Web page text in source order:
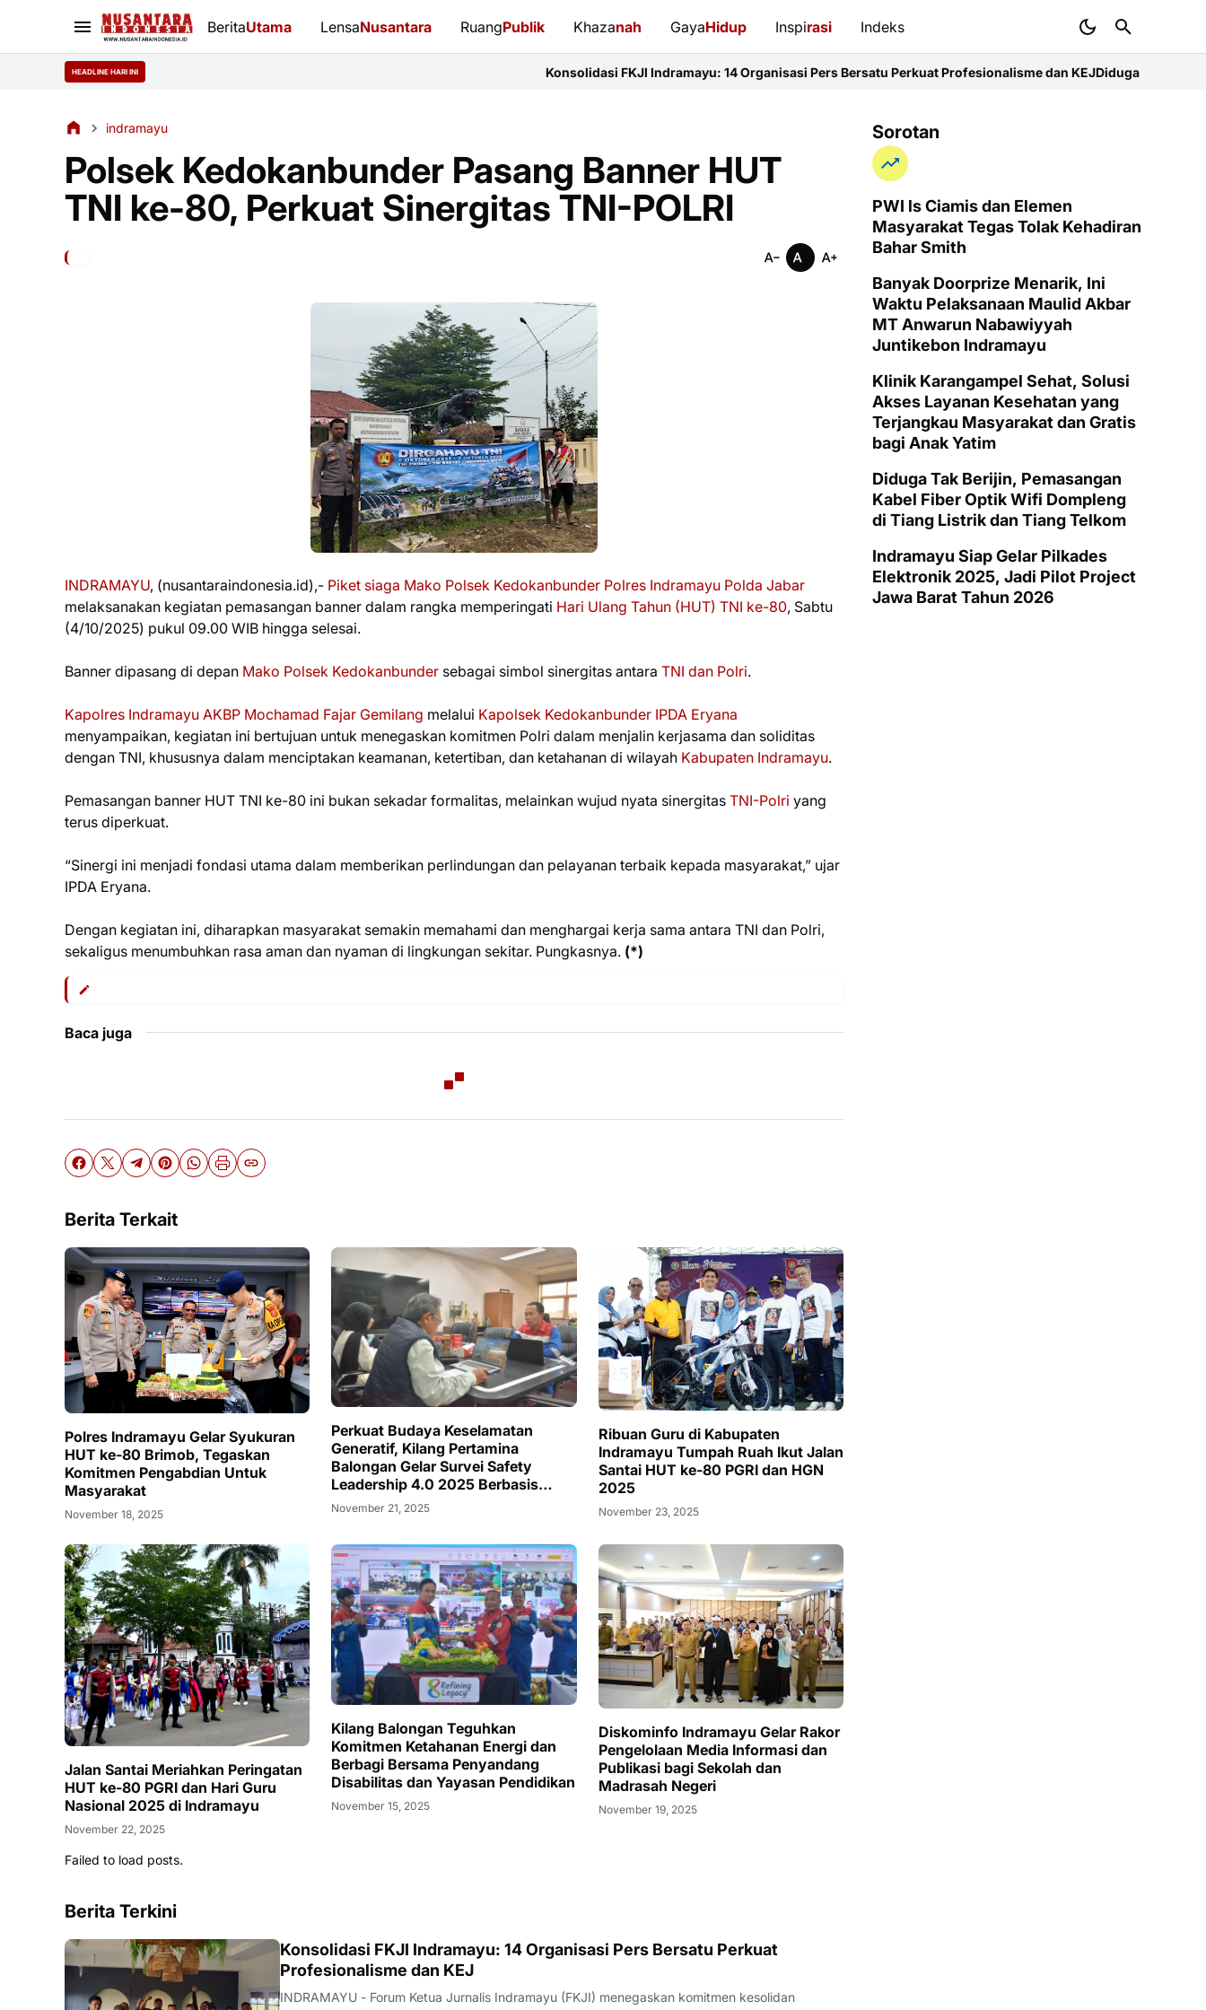
BeritaUtama LensaNusantara RuangPublik Khazanah GayaHidup Inspirasi Indeks
HEADLINE HARI INI Konsolidasi FKJI Indramayu: 14 Organisasi Pers Bersatu Perkuat Profesionalisme dan KEJDiduga Sunat Ketebalan Jalan di
indramayu
Polsek Kedokanbunder Pasang Banner HUT
TNI ke-80, Perkuat Sinergitas TNI-POLRI
INDRAMAYU, (nusantaraindonesia.id),- Piket siaga Mako Polsek Kedokanbunder Polres Indramayu Polda Jabar
melaksanakan kegiatan pemasangan banner dalam rangka memperingati Hari Ulang Tahun (HUT) TNI ke-80, Sabtu
(4/10/2025) pukul 09.00 WIB hingga selesai.
Banner dipasang di depan Mako Polsek Kedokanbunder sebagai simbol sinergitas antara TNI dan Polri.
Kapolres Indramayu AKBP Mochamad Fajar Gemilang melalui Kapolsek Kedokanbunder IPDA Eryana
menyampaikan, kegiatan ini bertujuan untuk menegaskan komitmen Polri dalam menjalin kerjasama dan soliditas
dengan TNI, khususnya dalam menciptakan keamanan, ketertiban, dan ketahanan di wilayah Kabupaten Indramayu.
Pemasangan banner HUT TNI ke-80 ini bukan sekadar formalitas, melainkan wujud nyata sinergitas TNI-Polri yang
terus diperkuat.
“Sinergi ini menjadi fondasi utama dalam memberikan perlindungan dan pelayanan terbaik kepada masyarakat,” ujar
IPDA Eryana.
Dengan kegiatan ini, diharapkan masyarakat semakin memahami dan menghargai kerja sama antara TNI dan Polri,
sekaligus menumbuhkan rasa aman dan nyaman di lingkungan sekitar. Pungkasnya. (*)
Baca juga
Berita Terkait
Polres Indramayu Gelar Syukuran
HUT ke-80 Brimob, Tegaskan
Komitmen Pengabdian Untuk
Masyarakat
November 18, 2025
Perkuat Budaya Keselamatan
Generatif, Kilang Pertamina
Balongan Gelar Survei Safety
Leadership 4.0 2025 Berbasis
CLSR
November 21, 2025
Ribuan Guru di Kabupaten
Indramayu Tumpah Ruah Ikut Jalan
Santai HUT ke-80 PGRI dan HGN
2025
November 23, 2025
Jalan Santai Meriahkan Peringatan
HUT ke-80 PGRI dan Hari Guru
Nasional 2025 di Indramayu
November 22, 2025
Kilang Balongan Teguhkan
Komitmen Ketahanan Energi dan
Berbagi Bersama Penyandang
Disabilitas dan Yayasan Pendidikan
November 15, 2025
Diskominfo Indramayu Gelar Rakor
Pengelolaan Media Informasi dan
Publikasi bagi Sekolah dan
Madrasah Negeri
November 19, 2025
Failed to load posts.
Berita Terkini
Konsolidasi FKJI Indramayu: 14 Organisasi Pers Bersatu Perkuat
Profesionalisme dan KEJ
INDRAMAYU - Forum Ketua Jurnalis Indramayu (FKJI) menegaskan komitmen kesolidan
Sorotan
PWI ls Ciamis dan Elemen
Masyarakat Tegas Tolak Kehadiran
Bahar Smith
Banyak Doorprize Menarik, Ini
Waktu Pelaksanaan Maulid Akbar
MT Anwarun Nabawiyyah
Juntikebon Indramayu
Klinik Karangampel Sehat, Solusi
Akses Layanan Kesehatan yang
Terjangkau Masyarakat dan Gratis
bagi Anak Yatim
Diduga Tak Berijin, Pemasangan
Kabel Fiber Optik Wifi Dompleng
di Tiang Listrik dan Tiang Telkom
Indramayu Siap Gelar Pilkades
Elektronik 2025, Jadi Pilot Project
Jawa Barat Tahun 2026